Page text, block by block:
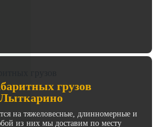
грузов
на тяжеловесные, длинномерные и
из них мы доставим по месту